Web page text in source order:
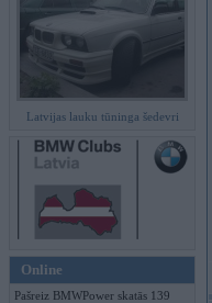
Latvijas lauku tūninga šedevri
Online
Pašreiz BMWPower skatās 139